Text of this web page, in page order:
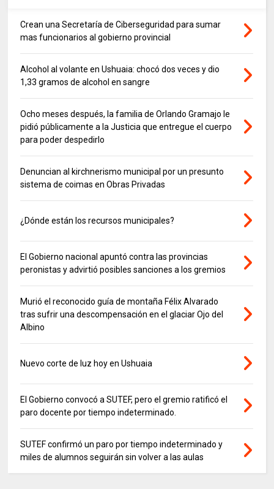
Crean una Secretaría de Ciberseguridad para sumar
mas funcionarios al gobierno provincial
Alcohol al volante en Ushuaia: chocó dos veces y dio
1,33 gramos de alcohol en sangre
Ocho meses después, la familia de Orlando Gramajo le
pidió públicamente a la Justicia que entregue el cuerpo
para poder despedirlo
Denuncian al kirchnerismo municipal por un presunto
sistema de coimas en Obras Privadas
¿Dónde están los recursos municipales?
El Gobierno nacional apuntó contra las provincias
peronistas y advirtió posibles sanciones a los gremios
Murió el reconocido guía de montaña Félix Alvarado
tras sufrir una descompensación en el glaciar Ojo del
Albino
Nuevo corte de luz hoy en Ushuaia
El Gobierno convocó a SUTEF, pero el gremio ratificó el
paro docente por tiempo indeterminado.
SUTEF confirmó un paro por tiempo indeterminado y
miles de alumnos seguirán sin volver a las aulas